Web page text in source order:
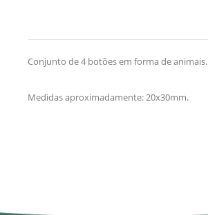
Conjunto de 4 botões em forma de animais.
Medidas aproximadamente: 20x30mm.